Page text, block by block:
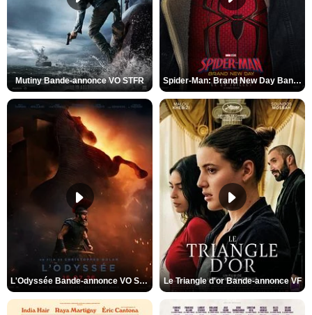
Mutiny Bande-annonce VO STFR Spider-Man: Brand New Day Bande-annonce VO STFR
L'Odyssée Bande-annonce VO STFR Le Triangle d'or Bande-annonce VF